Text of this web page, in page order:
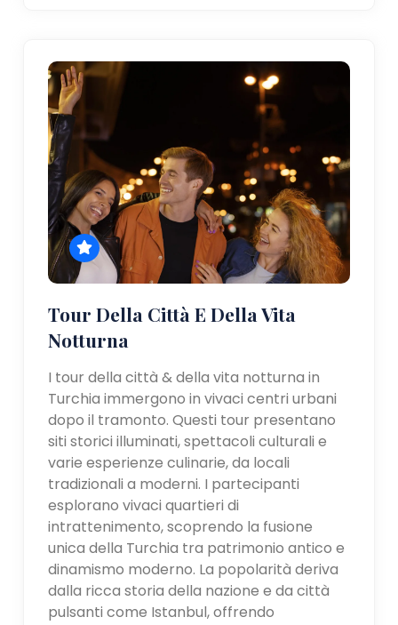
Tour Della Città E Della Vita
Notturna
I tour della città & della vita notturna in
Turchia immergono in vivaci centri urbani
dopo il tramonto. Questi tour presentano
siti storici illuminati, spettacoli culturali e
varie esperienze culinarie, da locali
tradizionali a moderni. I partecipanti
esplorano vivaci quartieri di
intrattenimento, scoprendo la fusione
unica della Turchia tra patrimonio antico e
dinamismo moderno. La popolarità deriva
dalla ricca storia della nazione e da città
pulsanti come Istanbul, offrendo